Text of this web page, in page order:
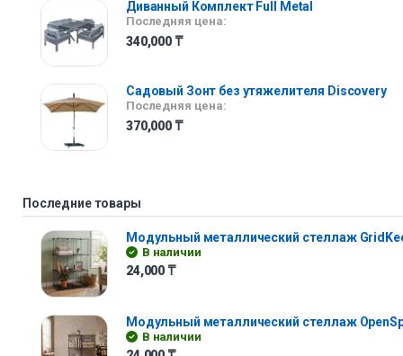
Диванный Комплект Full Metal
Последняя цена:
340,000 ₸
Садовый Зонт без утяжелителя Discovery
Последняя цена:
370,000 ₸
Последние товары
Модульный металлический стеллаж
В наличии
24,000 ₸
Модульный металлический стеллаж
В наличии